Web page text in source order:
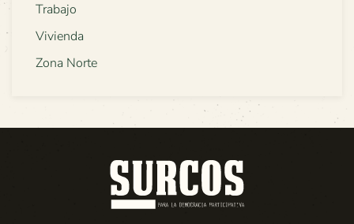
Trabajo
Vivienda
Zona Norte